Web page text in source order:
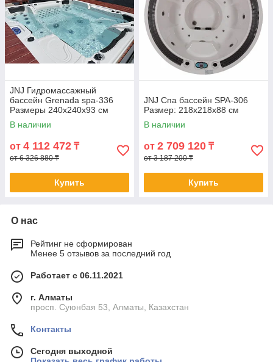
JNJ Гидромассажный
бассейн Grenada spa-336
Размеры 240x240x93 см
В наличии
от 4 112 472 ₸
от 6 326 880 ₸
Купить
JNJ Спа бассейн SPA-306
Размер: 218x218x88 см
В наличии
от 2 709 120 ₸
от 3 187 200 ₸
Купить
О нас
Рейтинг не сформирован
Менее 5 отзывов за последний год
Работает с 06.11.2021
г. Алматы
просп. Суюнбая 53, Алматы, Казахстан
Контакты
Сегодня выходной